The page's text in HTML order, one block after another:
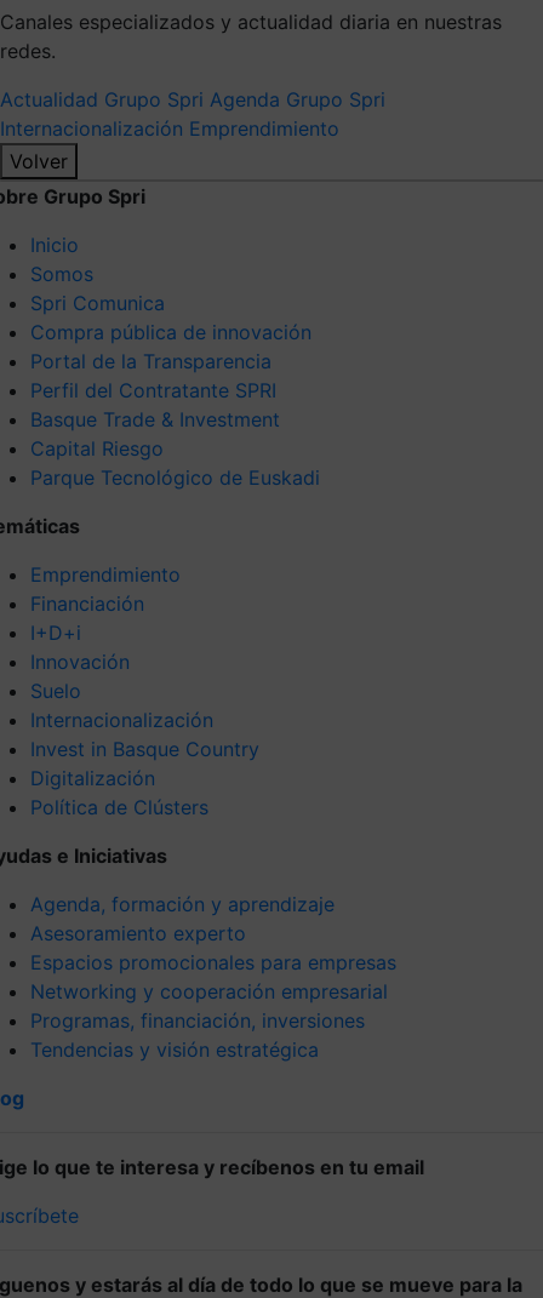
Canales especializados y actualidad diaria en nuestras
redes.
Actualidad Grupo Spri Agenda Grupo Spri
Internacionalización Emprendimiento
Volver
Grupo Spri
Inicio
Somos
Spri Comunica
Compra pública de innovación
Portal de la Transparencia
Perfil del Contratante SPRI
Basque Trade & Investment
Capital Riesgo
Parque Tecnológico de Euskadi
Emprendimiento
Financiación
I+D+i
Innovación
Suelo
Internacionalización
Invest in Basque Country
Digitalización
Política de Clústers
e Iniciativas
Agenda, formación y aprendizaje
Asesoramiento experto
Espacios promocionales para empresas
Networking y cooperación empresarial
Programas, financiación, inversiones
Tendencias y visión estratégica
lo que te interesa y recíbenos en tu email
y estarás al día de todo lo que se mueve para la